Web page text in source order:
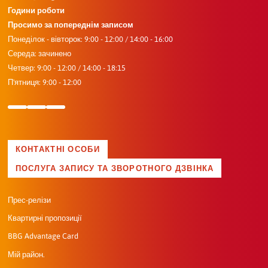
Години роботи
Просимо за попереднім записом
Понеділок - вівторок: 9:00 - 12:00 / 14:00 - 16:00
Середа: зачинено
Четвер: 9:00 - 12:00 / 14:00 - 18:15
П'ятниця: 9:00 - 12:00
КОНТАКТНІ ОСОБИ
ПОСЛУГА ЗАПИСУ ТА ЗВОРОТНОГО ДЗВІНКА
Прес-релізи
Квартирні пропозиції
BBG Advantage Card
Мій район.